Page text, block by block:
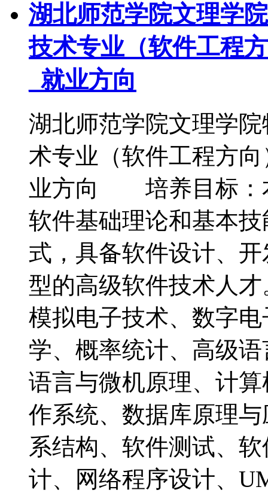
湖北师范学院文理学
技术专业（软件工程
_就业方向
湖北师范学院文理学
术专业（软件工程方
业方向 培养目标：
软件基础理论和基本
式，具备软件设计、
型的高级软件技术人
模拟电子技术、数字
学、概率统计、高级
语言与微机原理、计
作系统、数据库原理
系结构、软件测试、
计、网络程序设计、